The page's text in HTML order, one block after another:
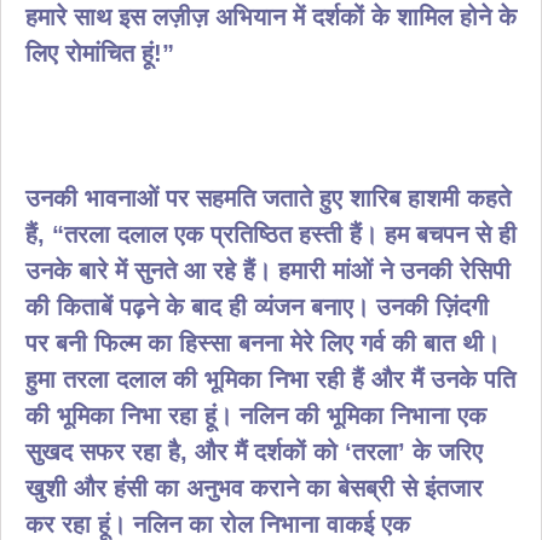
हमारे साथ इस लज़ीज़ अभियान में दर्शकों के शामिल होने के
लिए रोमांचित हूं!”
उनकी भावनाओं पर सहमति जताते हुए शारिब हाशमी कहते
हैं, “तरला दलाल एक प्रतिष्ठित हस्ती हैं। हम बचपन से ही
उनके बारे में सुनते आ रहे हैं। हमारी मांओं ने उनकी रेसिपी
की किताबें पढ़ने के बाद ही व्यंजन बनाए। उनकी ज़िंदगी
पर बनी फिल्म का हिस्सा बनना मेरे लिए गर्व की बात थी।
हुमा तरला दलाल की भूमिका निभा रही हैं और मैं उनके पति
की भूमिका निभा रहा हूं। नलिन की भूमिका निभाना एक
सुखद सफर रहा है, और मैं दर्शकों को ‘तरला’ के जरिए
खुशी और हंसी का अनुभव कराने का बेसब्री से इंतजार
कर रहा हूं। नलिन का रोल निभाना वाकई एक